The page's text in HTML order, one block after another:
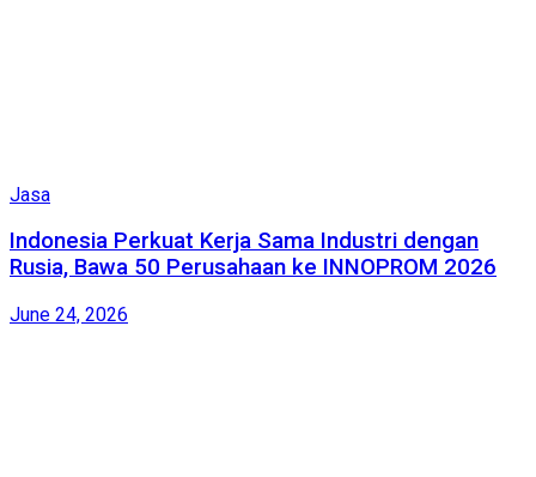
Jasa
Indonesia Perkuat Kerja Sama Industri dengan
Rusia, Bawa 50 Perusahaan ke INNOPROM 2026
June 24, 2026